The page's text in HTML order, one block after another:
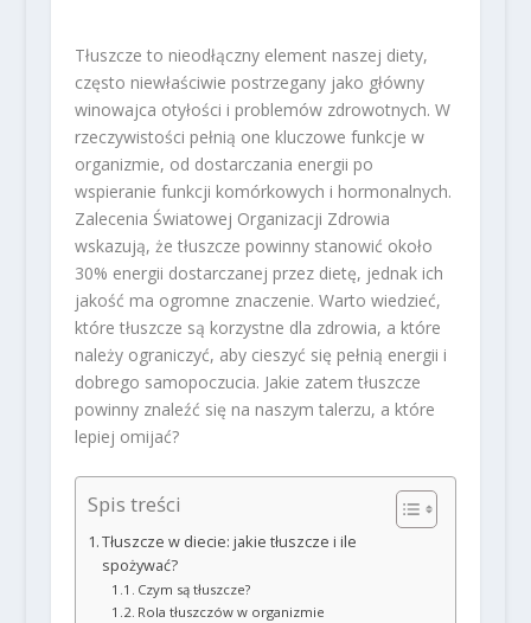
Tłuszcze to nieodłączny element naszej diety,
często niewłaściwie postrzegany jako główny
winowajca otyłości i problemów zdrowotnych. W
rzeczywistości pełnią one kluczowe funkcje w
organizmie, od dostarczania energii po
wspieranie funkcji komórkowych i hormonalnych.
Zalecenia Światowej Organizacji Zdrowia
wskazują, że tłuszcze powinny stanowić około
30% energii dostarczanej przez dietę, jednak ich
jakość ma ogromne znaczenie. Warto wiedzieć,
które tłuszcze są korzystne dla zdrowia, a które
należy ograniczyć, aby cieszyć się pełnią energii i
dobrego samopoczucia. Jakie zatem tłuszcze
powinny znaleźć się na naszym talerzu, a które
lepiej omijać?
Spis treści
Tłuszcze w diecie: jakie tłuszcze i ile
spożywać?
Czym są tłuszcze?
Rola tłuszczów w organizmie